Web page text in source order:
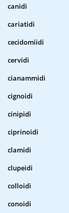
canidi
cariatidi
cecidomiidi
cervidi
cianammidi
cignoidi
cinipidi
ciprinoidi
clamidi
clupeidi
colloidi
conoidi